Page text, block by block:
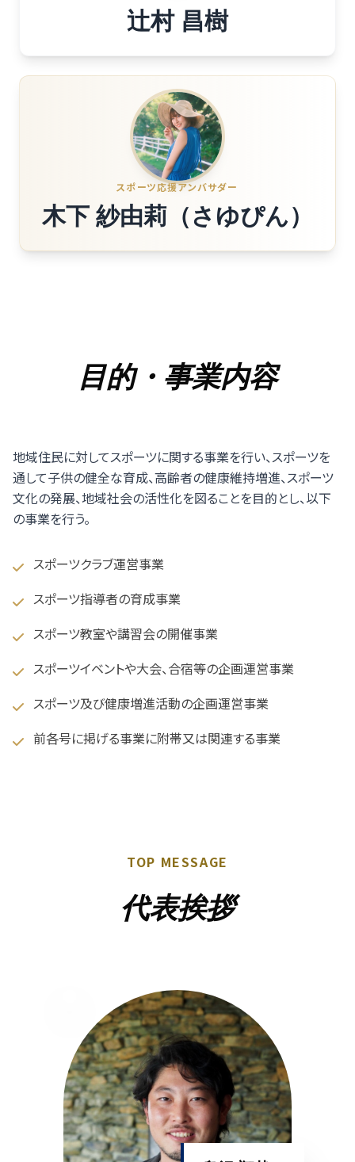
辻村 昌樹
スポーツ応援アンバサダー
木下 紗由莉（さゆぴん）
目的・事業内容
地域住民に対してスポーツに関する事業を行い、スポーツを
通して子供の健全な育成、高齢者の健康維持増進、スポーツ
文化の発展、地域社会の活性化を図ることを目的とし、以下
の事業を行う。
スポーツクラブ運営事業
スポーツ指導者の育成事業
スポーツ教室や講習会の開催事業
スポーツイベントや大会、合宿等の企画運営事業
スポーツ及び健康増進活動の企画運営事業
前各号に掲げる事業に附帯又は関連する事業
TOP MESSAGE
代表挨拶